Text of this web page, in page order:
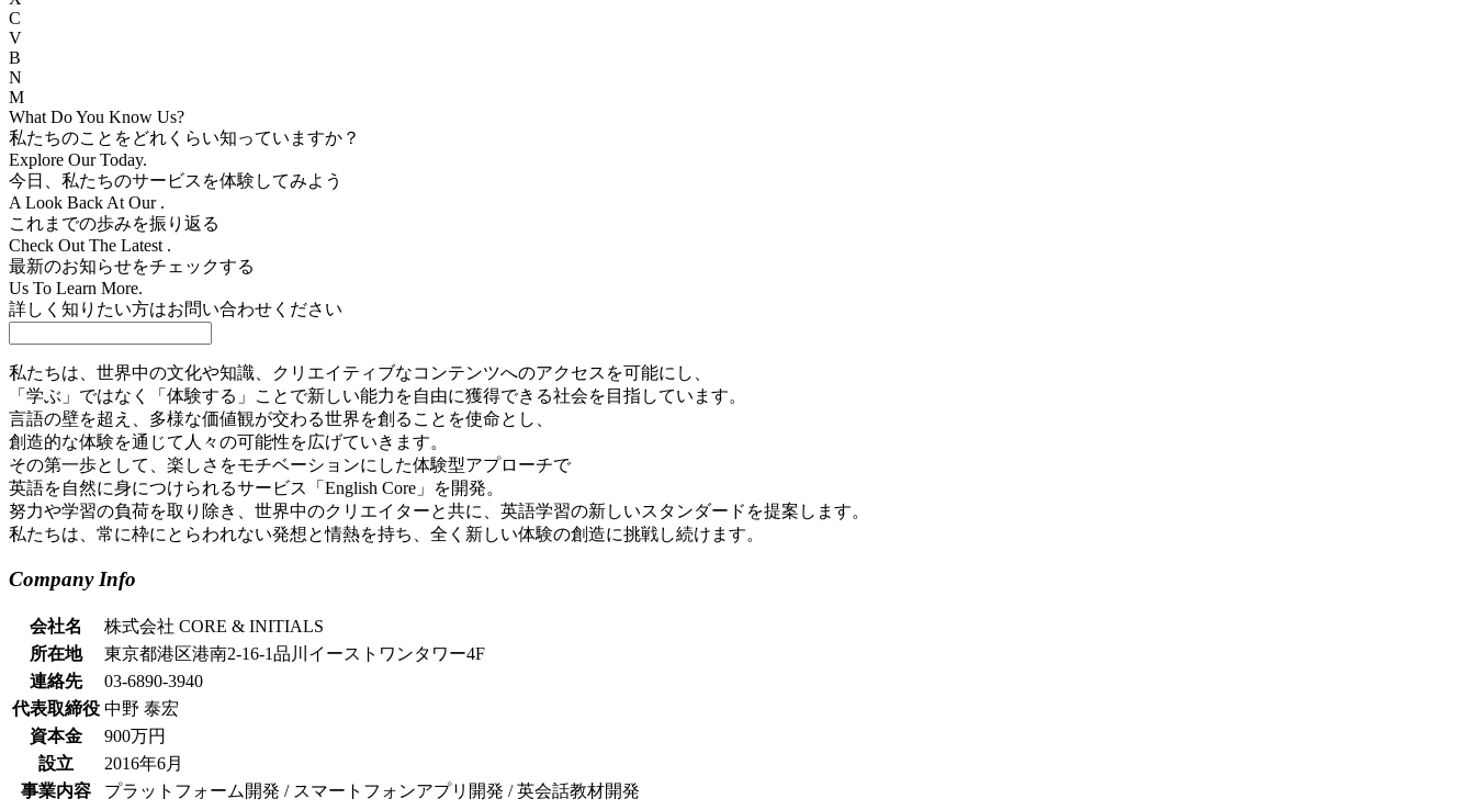
C
V
B
N
M
What Do You Know Us?
私たちのことをどれくらい知っていますか？
Explore OurToday.
今日、私たちのサービスを体験してみよう
A Look Back At Our .
これまでの歩みを振り返る
Check Out The Latest .
最新のお知らせをチェックする
Us To Learn More.
詳しく知りたい方はお問い合わせください
私たちは、世界中の文化や知識、クリエイティブなコンテンツへのアクセスを可能にし、
「学ぶ」ではなく「体験する」ことで新しい能力を自由に獲得できる社会を目指しています。
言語の壁を超え、多様な価値観が交わる世界を創ることを使命とし、
創造的な体験を通じて人々の可能性を広げていきます。
その第一歩として、楽しさをモチベーションにした体験型アプローチで
英語を自然に身につけられるサービス「English Core」を開発。
努力や学習の負荷を取り除き、世界中のクリエイターと共に、英語学習の新しいスタンダードを提案します。
私たちは、常に枠にとらわれない発想と情熱を持ち、全く新しい体験の創造に挑戦し続けます。
Company Info
会社名
株式会社 CORE & INITIALS
所在地
東京都港区港南2-16-1品川イーストワンタワー4F
連絡先
03-6890-3940
代表取締役 中野 泰宏
資本金
900万円
設立
2016年6月
事業内容
プラットフォーム開発 / スマートフォンアプリ開発 / 英会話教材開発